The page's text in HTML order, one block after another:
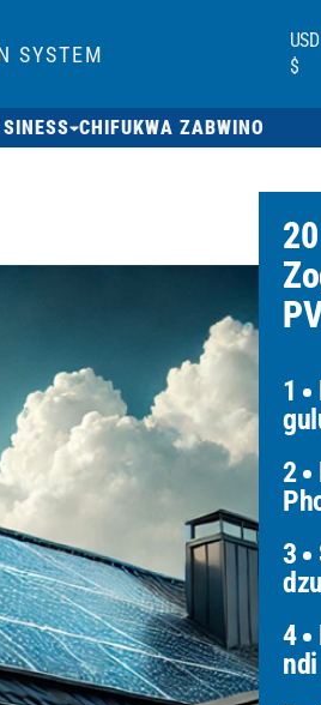
SYSTEM
USD
$
CHIFUKWA ZABWINO
1
2
3
4